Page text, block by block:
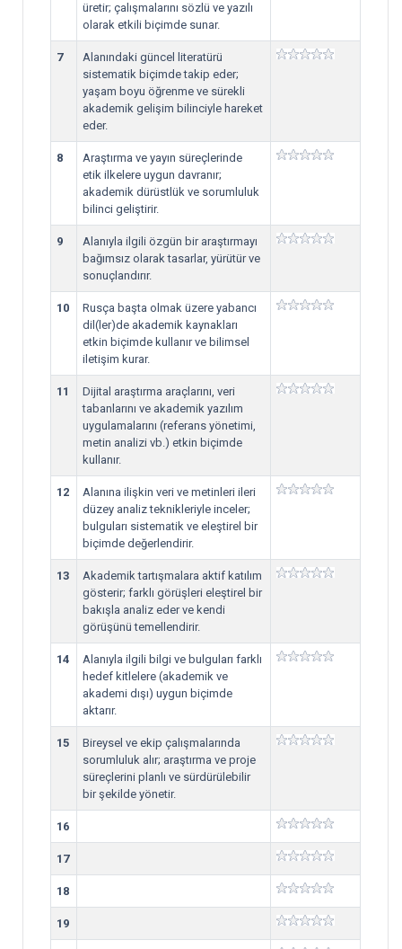
üretir; çalışmalarını sözlü ve yazılı
olarak etkili biçimde sunar.
7
Alanındaki güncel literatürü
sistematik biçimde takip eder;
yaşam boyu öğrenme ve sürekli
akademik gelişim bilinciyle hareket
eder.
8
Araştırma ve yayın süreçlerinde
etik ilkelere uygun davranır;
akademik dürüstlük ve sorumluluk
bilinci geliştirir.
9
Alanıyla ilgili özgün bir araştırmayı
bağımsız olarak tasarlar, yürütür ve
sonuçlandırır.
10
Rusça başta olmak üzere yabancı
dil(ler)de akademik kaynakları
etkin biçimde kullanır ve bilimsel
iletişim kurar.
11
Dijital araştırma araçlarını, veri
tabanlarını ve akademik yazılım
uygulamalarını (referans yönetimi,
metin analizi vb.) etkin biçimde
kullanır.
12
Alanına ilişkin veri ve metinleri ileri
düzey analiz teknikleriyle inceler;
bulguları sistematik ve eleştirel bir
biçimde değerlendirir.
13
Akademik tartışmalara aktif katılım
gösterir; farklı görüşleri eleştirel bir
bakışla analiz eder ve kendi
görüşünü temellendirir.
14
Alanıyla ilgili bilgi ve bulguları farklı
hedef kitlelere (akademik ve
akademi dışı) uygun biçimde
aktarır.
15
Bireysel ve ekip çalışmalarında
sorumluluk alır; araştırma ve proje
süreçlerini planlı ve sürdürülebilir
bir şekilde yönetir.
16
17
18
19